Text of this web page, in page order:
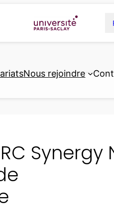
Nous rejoindre
Synergy